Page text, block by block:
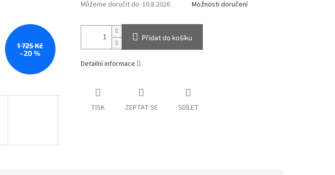
1 725 Kč
–20 %
Můžeme doručit do: 10.8.2026 Možnosti doručení
Přidat do košíku
Detailní informace
TISK ZEPTAT SE SDÍLET